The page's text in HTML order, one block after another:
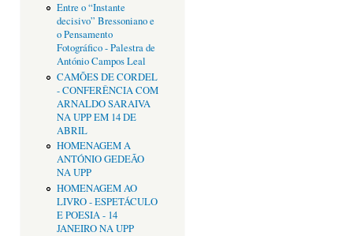
Entre o “Instante
decisivo” Bressoniano e
o Pensamento
Fotográfico - Palestra de
António Campos Leal
CAMÕES DE CORDEL
- CONFERÊNCIA COM
ARNALDO SARAIVA
NA UPP EM 14 DE
ABRIL
HOMENAGEM A
ANTÓNIO GEDEÃO
NA UPP
HOMENAGEM AO
LIVRO - ESPETÁCULO
E POESIA - 14
JANEIRO NA UPP